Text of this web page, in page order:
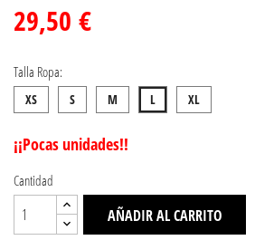
29,50 €
Talla Ropa:
XS S M L XL
¡¡Pocas unidades!!
Cantidad
AÑADIR AL CARRITO